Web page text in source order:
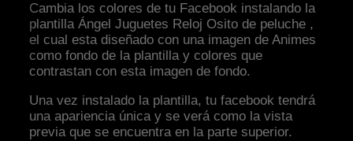
Cambia los colores de tu Facebook instalando la
plantilla Ángel Juguetes Reloj Osito de peluche ,
el cual esta diseñado con una imagen de Animes
como fondo de la plantilla y colores que
contrastan con esta imagen de fondo.
Una vez instalado la plantilla, tu facebook tendrá
una apariencia única y se verá como la vista
previa que se encuentra en la parte superior.